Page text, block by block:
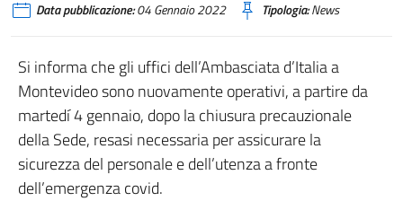
Data pubblicazione:04 Gennaio 2022 Tipologia:News
Si informa che gli uffici dell’Ambasciata d’Italia a
Montevideo sono nuovamente operativi, a partire da
martedí 4 gennaio, dopo la chiusura precauzionale
della Sede, resasi necessaria per assicurare la
sicurezza del personale e dell’utenza a fronte
dell’emergenza covid.